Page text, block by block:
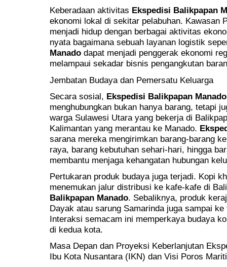
Keberadaan aktivitas Ekspedisi Balikpapan
ekonomi lokal di sekitar pelabuhan. Kawasan
menjadi hidup dengan berbagai aktivitas
nyata bagaimana sebuah layanan logistik
Manado dapat menjadi penggerak ekonomi
melampaui sekadar bisnis pengangkutan
Jembatan Budaya dan Pemersatu Keluarga
Secara sosial, Ekspedisi Balikpapan Manado
menghubungkan bukan hanya barang, tetapi
warga Sulawesi Utara yang bekerja di
Kalimantan yang merantau ke Manado.
sarana mereka mengirimkan barang-barang
raya, barang kebutuhan sehari-hari, hingga
membantu menjaga kehangatan hubungan
Pertukaran produk budaya juga terjadi. Kopi
menemukan jalur distribusi ke kafe-kafe di
Balikpapan Manado. Sebaliknya, produk
Dayak atau sarung Samarinda juga sampai
Interaksi semacam ini memperkaya budaya
di kedua kota.
Masa Depan dan Proyeksi Keberlanjutan
Ibu Kota Nusantara (IKN) dan Visi Poros